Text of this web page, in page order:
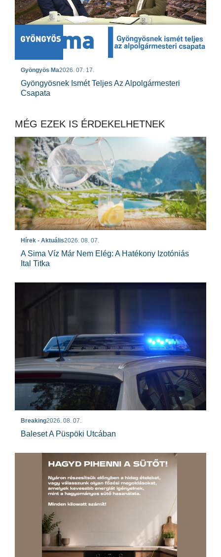
Gyöngyös Ma2026. 07. 17.
Gyöngyösnek Ismét Teljes Az Alpolgármesteri
Csapata
MÉG EZEK IS ÉRDEKELHETNEK
Hírek - Aktuális2026. 08. 07.
A Sima Víz Már Nem Elég: A Hatékony Izotóniás
Ital Titka
Breaking2026. 08. 07.
Baleset A Püspöki Utcában